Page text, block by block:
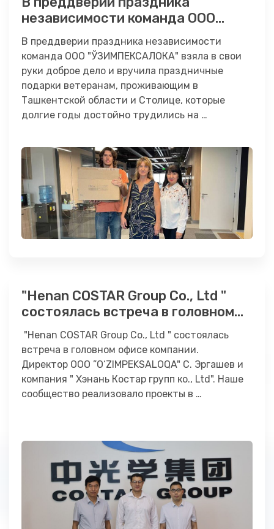
независимости команда ООО
"ЎЗИМПЕКСАЛОКА" взяла в свои
руки доброе дело и вручила
праздничные подарки ветеранам
В преддверии праздника независимости
команда ООО "ЎЗИМПЕКСАЛОКА" взяла в свои
руки доброе дело и вручила праздничные
подарки ветеранам, проживающим в
Ташкентской области и Столице, которые
долгие годы достойно трудились на …
"Henan COSTAR Group Co., Ltd "
состоялась встреча в головном
офисе компании.
"Henan COSTAR Group Co., Ltd " состоялась
встреча в головном офисе компании.
Директор ООО ”O‘ZIMPEKSALOQA" С. Эргашев и
компания " Хэнань Костар групп ко., Ltd". Наше
сообщество реализовало проекты в …